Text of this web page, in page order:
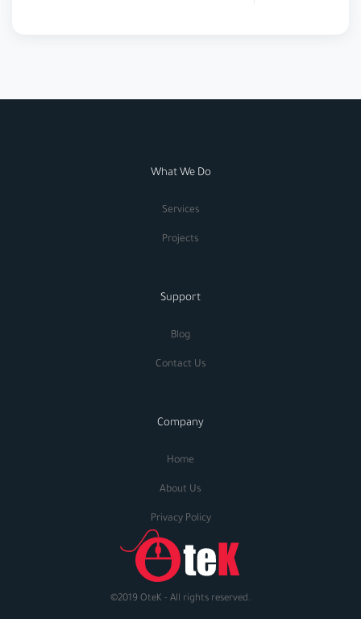
What We Do
Services
Projects
Support
Blog
Contact Us
Company
Home
About Us
Privacy Policy
©2019 OteK - All rights reserved.